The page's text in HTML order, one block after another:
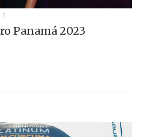
Panamá 2023